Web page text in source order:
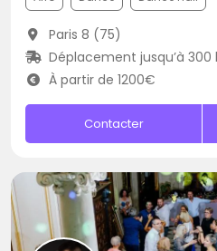
Paris 8 (75)
Déplacement jusqu’à 300
À partir de 1200€
Contacter